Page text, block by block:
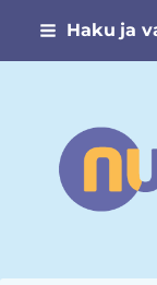
Siirry
Haku ja